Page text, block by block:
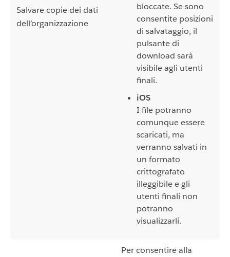
Salvare copie dei dati
dell’organizzazione
bloccate. Se sono
consentite posizioni
di salvataggio, il
pulsante di
download sarà
visibile agli utenti
finali.
iOS
I file potranno
comunque essere
scaricati, ma
verranno salvati in
un formato
crittografato
illeggibile e gli
utenti finali non
potranno
visualizzarli.
Per consentire alla